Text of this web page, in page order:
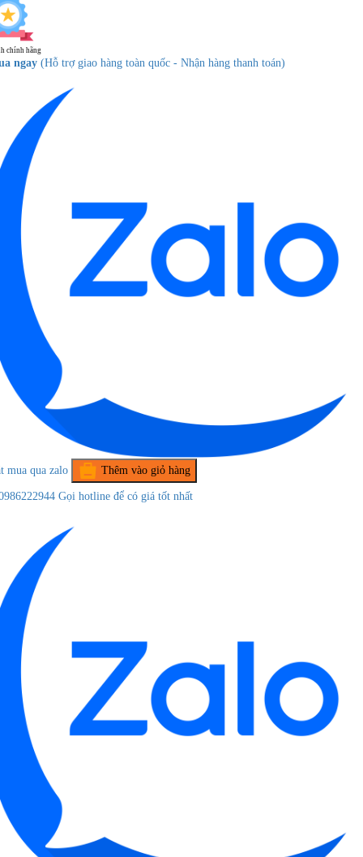
chính hãng
ngay (Hỗ trợ giao hàng toàn quốc - Nhận hàng thanh toán)
mua qua zalo Thêm vào giỏ hàng
Gọi hotline để có giá tốt nhất